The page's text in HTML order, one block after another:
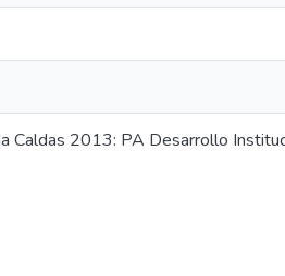
Caldas 2013: PA Desarrollo